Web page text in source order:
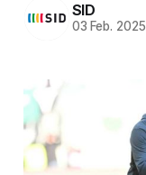
SID
03 Feb. 2025